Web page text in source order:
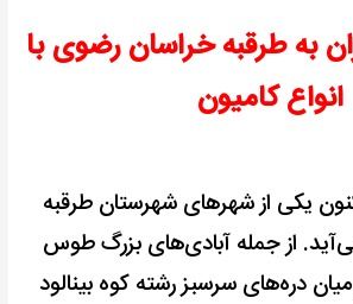
به طرقبه خراسان رضوی با
انواع کامیون
یکی از شهرهای شهرستان طرقبه
از جمله آبادی‌های بزرگ طوس
دره‌های سرسبز رشته کوه بینالود